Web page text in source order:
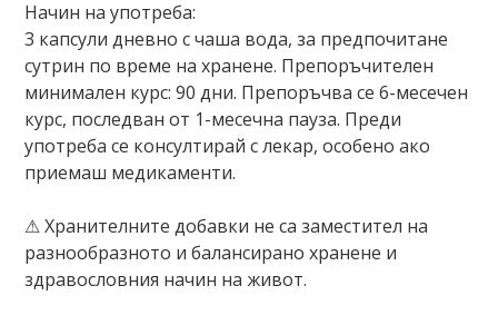
Начин на употреба:
3 капсули дневно с чаша вода, за предпочитане
сутрин по време на хранене. Препоръчителен
минимален курс: 90 дни. Препоръчва се 6-месечен
курс, последван от 1-месечна пауза. Преди
употреба се консултирай с лекар, особено ако
приемаш медикаменти.
⚠ Хранителните добавки не са заместител на
разнообразното и балансирано хранене и
здравословния начин на живот.